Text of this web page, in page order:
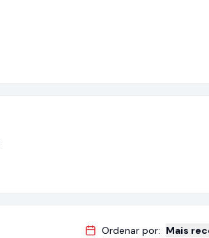
Ordenar por: Mais